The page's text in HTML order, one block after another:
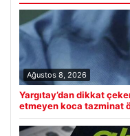
Ağustos 8, 2026
Yargıtay’dan dikkat
etmeyen koca tazminat